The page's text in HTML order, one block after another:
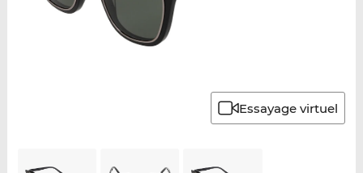
Essayage virtuel